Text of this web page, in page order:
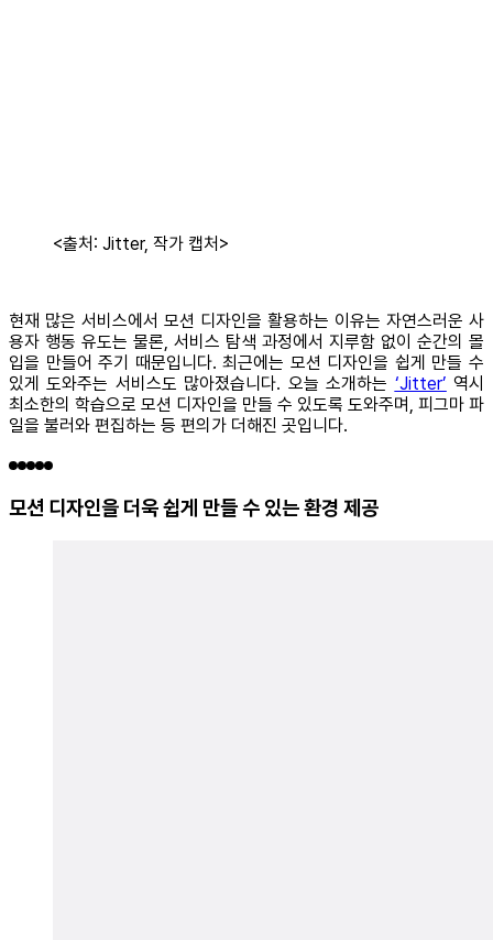
<출처: Jitter, 작가 캡처>
현재 많은 서비스에서 모션 디자인을 활용하는 이유는 자연스러운 사
용자 행동 유도는 물론, 서비스 탐색 과정에서 지루함 없이 순간의 몰
입을 만들어 주기 때문입니다. 최근에는 모션 디자인을 쉽게 만들 수
있게 도와주는 서비스도 많아졌습니다. 오늘 소개하는 ‘Jitter’ 역시
최소한의 학습으로 모션 디자인을 만들 수 있도록 도와주며, 피그마 파
일을 불러와 편집하는 등 편의가 더해진 곳입니다.
모션 디자인을 더욱 쉽게 만들 수 있는 환경 제공